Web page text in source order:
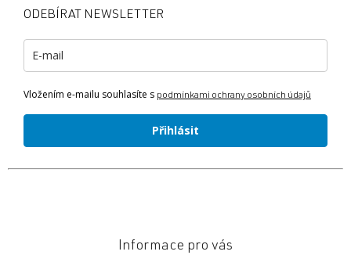
ODEBÍRAT NEWSLETTER
Vložením e-mailu souhlasíte s podmínkami ochrany osobních údajů
Přihlásit
Informace pro vás